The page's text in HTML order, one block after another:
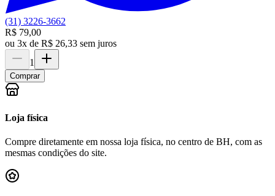
(31) 3226-3662
R$ 79,00
ou 3x de R$ 26,33 sem juros
1
Comprar
Loja física
Compre diretamente em nossa loja física, no centro de BH, com as
mesmas condições do site.